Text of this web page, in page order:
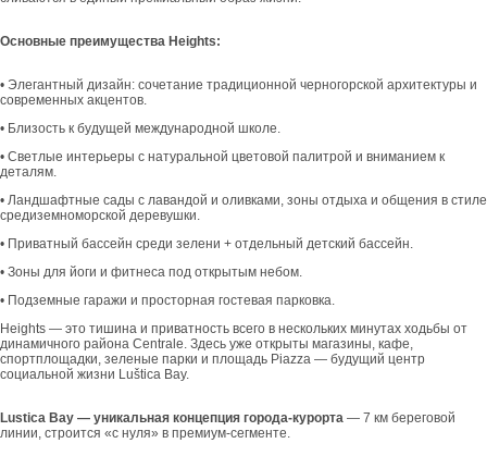
Основные преимущества Heights:
• Элегантный дизайн: сочетание традиционной черногорской архитектуры и
современных акцентов.
• Близость к будущей международной школе.
• Светлые интерьеры с натуральной цветовой палитрой и вниманием к
деталям.
• Ландшафтные сады с лавандой и оливками, зоны отдыха и общения в стиле
средиземноморской деревушки.
• Приватный бассейн среди зелени + отдельный детский бассейн.
• Зоны для йоги и фитнеса под открытым небом.
• Подземные гаражи и просторная гостевая парковка.
Heights — это тишина и приватность всего в нескольких минутах ходьбы от
динамичного района Centrale. Здесь уже открыты магазины, кафе,
спортплощадки, зеленые парки и площадь Piazza — будущий центр
социальной жизни Luštica Bay.
Lustica Bay — уникальная концепция города-курорта — 7 км береговой
линии, строится «с нуля» в премиум-сегменте.